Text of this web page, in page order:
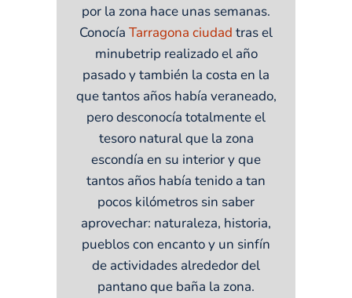
por la zona hace unas semanas.
Conocía Tarragona ciudad tras el
minubetrip realizado el año
pasado y también la costa en la
que tantos años había veraneado,
pero desconocía totalmente el
tesoro natural que la zona
escondía en su interior y que
tantos años había tenido a tan
pocos kilómetros sin saber
aprovechar: naturaleza, historia,
pueblos con encanto y un sinfín
de actividades alrededor del
pantano que baña la zona.